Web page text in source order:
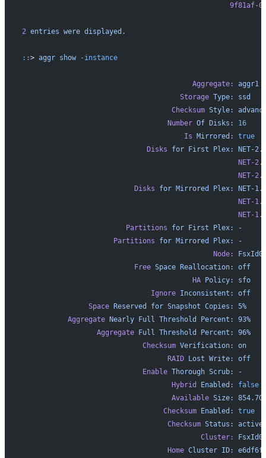
9f81af-
2 entries were displayed.
::> aggr show -instance
                                         Aggregate:
aggr1
                                      Storage
Type:
ssd
                                    Checksum
Style:
                                   Number
Of Disks:
16
                                       Is
Mirrored:
true
                              Disks
for First Plex:
NET-
NET-
NET-
                           Disks
for Mirrored Plex:
NET-
NET-
NET-
                         Partitions
for First Plex:
-
                      Partitions
for Mirrored Plex:
-
                                              Node:
                           Free
Space Reallocation:
off
                                         HA
Policy:
sfo
                               Ignore
Inconsistent:
off
                Space
Reserved for Snapshot Copies:
5%
           Aggregate
Nearly Full Threshold Percent:
93%
                  Aggregate
Full Threshold Percent:
96%
                             Checksum
Verification:
on
                                   RAID
Lost Write:
off
                             Enable
Thorough Scrub:
-
                                    Hybrid
Enabled:
false
                                    Available
Size:
                                  Checksum
Enabled:
true
                                   Checksum
Status:
active
                                           Cluster:
                                   Home
Cluster ID: